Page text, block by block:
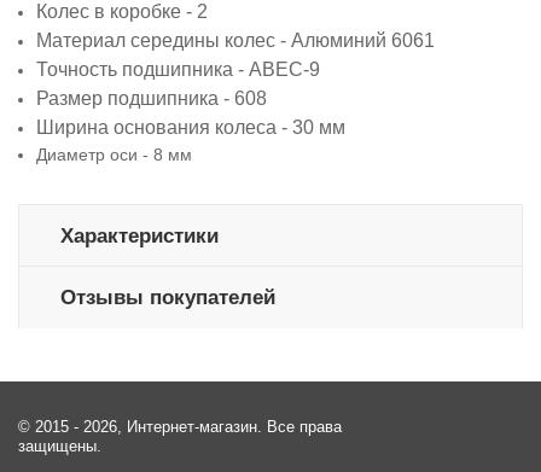
Колес в коробке - 2
Материал середины колес - Алюминий 6061
Точность подшипника - ABEC-9
Размер подшипника - 608
Ширина основания колеса - 30 мм
Диаметр оси - 8 мм
Характеристики
Отзывы покупателей
© 2015 - 2026, Интернет-магазин. Все права
защищены.